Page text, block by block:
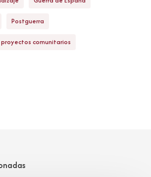
Postguerra
comunitarios